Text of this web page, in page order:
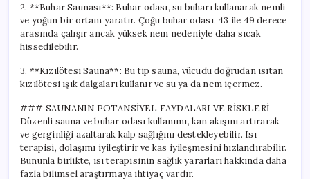
2. **Buhar Saunası**: Buhar odası, su buharı kullanarak nemli
ve yoğun bir ortam yaratır. Çoğu buhar odası, 43 ile 49 derece
arasında çalışır ancak yüksek nem nedeniyle daha sıcak
hissedilebilir.
3. **Kızılötesi Sauna**: Bu tip sauna, vücudu doğrudan ısıtan
kızılötesi ışık dalgaları kullanır ve su ya da nem içermez.
### SAUNANIN POTANSİYEL FAYDALARI VE RİSKLERİ
Düzenli sauna ve buhar odası kullanımı, kan akışını artırarak
ve gerginliği azaltarak kalp sağlığını destekleyebilir. Isı
terapisi, dolaşımı iyileştirir ve kas iyileşmesini hızlandırabilir.
Bununla birlikte, ısı terapisinin sağlık yararları hakkında daha
fazla bilimsel araştırmaya ihtiyaç vardır.